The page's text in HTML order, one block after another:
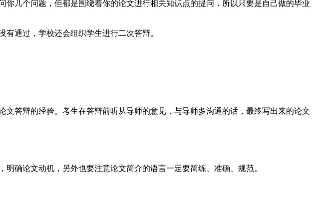
几个问题，但都是围绕着你的论文进行相关知识点的提问，所以只要是自己做的毕业
通过，学校还会组织学生进行二次答辩。
答辩的经验。考生在答辩前听从导师的意见，与导师多沟通的话，最终写出来的论文
确论文动机，另外也要注意论文简介的语言一定要简练、准确、规范。